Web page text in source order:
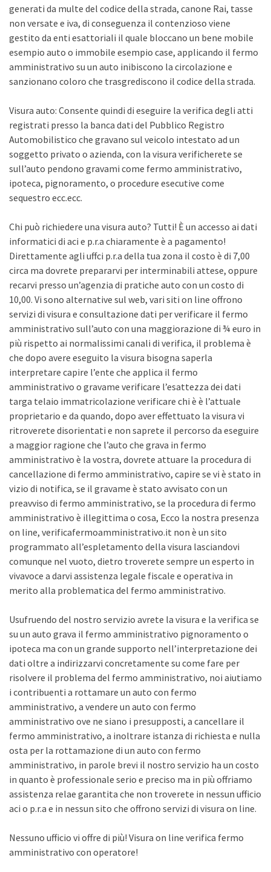
generati da multe del codice della strada, canone Rai, tasse
non versate e iva, di conseguenza il contenzioso viene
gestito da enti esattoriali il quale bloccano un bene mobile
esempio auto o immobile esempio case, applicando il fermo
amministrativo su un auto inibiscono la circolazione e
sanzionano coloro che trasgrediscono il codice della strada.
Visura auto: Consente quindi di eseguire la verifica degli atti
registrati presso la banca dati del Pubblico Registro
Automobilistico che gravano sul veicolo intestato ad un
soggetto privato o azienda, con la visura verificherete se
sull’auto pendono gravami come fermo amministrativo,
ipoteca, pignoramento, o procedure esecutive come
sequestro ecc.ecc.
Chi può richiedere una visura auto? Tutti! È un accesso ai dati
informatici di aci e p.r.a chiaramente è a pagamento!
Direttamente agli uffci p.r.a della tua zona il costo è di 7,00
circa ma dovrete prepararvi per interminabili attese, oppure
recarvi presso un’agenzia di pratiche auto con un costo di
10,00. Vi sono alternative sul web, vari siti on line offrono
servizi di visura e consultazione dati per verificare il fermo
amministrativo sull’auto con una maggiorazione di ¾ euro in
più rispetto ai normalissimi canali di verifica, il problema è
che dopo avere eseguito la visura bisogna saperla
interpretare capire l’ente che applica il fermo
amministrativo o gravame verificare l’esattezza dei dati
targa telaio immatricolazione verificare chi è è l’attuale
proprietario e da quando, dopo aver effettuato la visura vi
ritroverete disorientati e non saprete il percorso da eseguire
a maggior ragione che l’auto che grava in fermo
amministrativo è la vostra, dovrete attuare la procedura di
cancellazione di fermo amministrativo, capire se vi è stato in
vizio di notifica, se il gravame è stato avvisato con un
preavviso di fermo amministrativo, se la procedura di fermo
amministrativo è illegittima o cosa, Ecco la nostra presenza
on line, verificafermoamministrativo.it non è un sito
programmato all’espletamento della visura lasciandovi
comunque nel vuoto, dietro troverete sempre un esperto in
vivavoce a darvi assistenza legale fiscale e operativa in
merito alla problematica del fermo amministrativo.
Usufruendo del nostro servizio avrete la visura e la verifica se
su un auto grava il fermo amministrativo pignoramento o
ipoteca ma con un grande supporto nell’interpretazione dei
dati oltre a indirizzarvi concretamente su come fare per
risolvere il problema del fermo amministrativo, noi aiutiamo
i contribuenti a rottamare un auto con fermo
amministrativo, a vendere un auto con fermo
amministrativo ove ne siano i presupposti, a cancellare il
fermo amministrativo, a inoltrare istanza di richiesta e nulla
osta per la rottamazione di un auto con fermo
amministrativo, in parole brevi il nostro servizio ha un costo
in quanto è professionale serio e preciso ma in più offriamo
assistenza relae garantita che non troverete in nessun ufficio
aci o p.r.a e in nessun sito che offrono servizi di visura on line.
Nessuno ufficio vi offre di più! Visura on line verifica fermo
amministrativo con operatore!